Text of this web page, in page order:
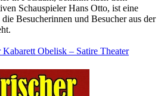
Schauspieler Hans Otto, ist eine
Besucherinnen und Besucher aus der
Obelisk ­– Satire Theater